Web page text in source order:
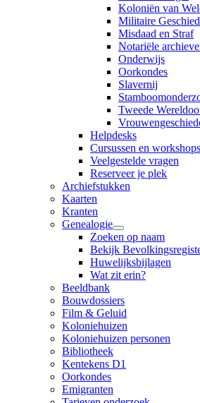
Koloniën van
Militaire
Misdaad en Straf
Notariële
Onderwijs
Oorkondes
Slavernij
Tweede
Helpdesks
Cursussen en workshops
Veelgestelde vragen
Reserveer je plek
Archiefstukken
Kaarten
Kranten
Genealogie
Zoeken op naam
Bekijk
Huwelijksbijlagen
Wat zit erin?
Beeldbank
Bouwdossiers
Film & Geluid
Koloniehuizen
Koloniehuizen personen
Bibliotheek
Kentekens D1
Oorkondes
Emigranten